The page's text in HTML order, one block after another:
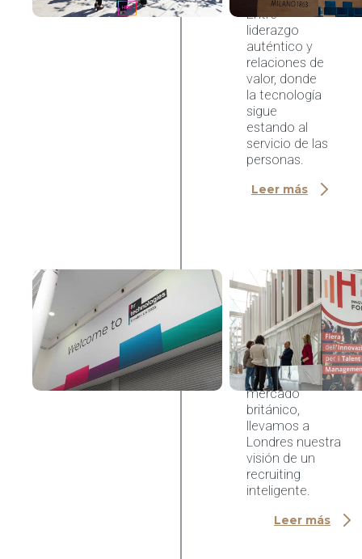
Entre
liderazgo
auténtico y
relaciones de
valor, donde
la tecnología
sigue
estando al
servicio de las
personas.
Leer más
AI & HR Tech
HR
Technologies
UK 2026
Entre el
Innovation Hub y
el diálogo con el
mercado
británico,
llevamos a
Londres nuestra
visión de un
recruiting
inteligente.
Leer más